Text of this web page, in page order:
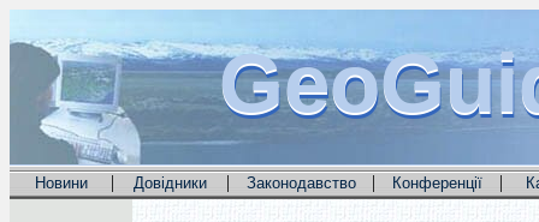
Новини | Довідники | Законодавство | Конференції |